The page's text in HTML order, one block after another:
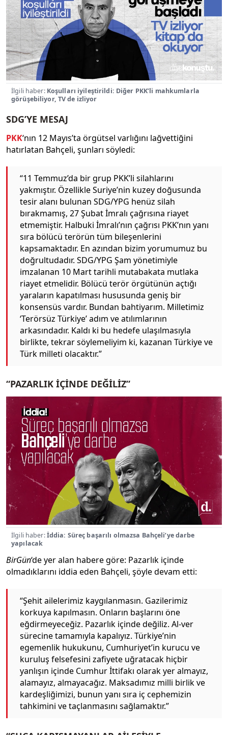
İlgili haber: Koşulları iyileştirildi: Diğer PKK’li mahkumlarla
görüşebiliyor, TV de izliyor
SDG’YE MESAJ
PKK‘nın 12 Mayıs’ta örgütsel varlığını lağvettiğini
hatırlatan Bahçeli, şunları söyledi:
“11 Temmuz’da bir grup PKK’li silahlarını
yakmıştır. Özellikle Suriye’nin kuzey doğusunda
tesir alanı bulunan SDG/YPG henüz silah
bırakmamış, 27 Şubat İmralı çağrısına riayet
etmemiştir. Halbuki İmralı’nın çağrısı PKK’nın yanı
sıra bölücü terörün tüm bileşenlerini
kapsamaktadır. En azından bizim yorumumuz bu
doğrultudadır. SDG/YPG Şam yönetimiyle
imzalanan 10 Mart tarihli mutabakata mutlaka
riayet etmelidir. Bölücü terör örgütünün açtığı
yaraların kapatılması hususunda geniş bir
konsensüs vardır. Bundan bahtiyarım. Milletimiz
‘Terörsüz Türkiye’ adım ve atılımlarının
arkasındadır. Kaldı ki bu hedefe ulaşılmasıyla
birlikte, tekrar söylemeliyim ki, kazanan Türkiye ve
Türk milleti olacaktır.”
“PAZARLIK İÇİNDE DEĞİLİZ”
İlgili haber:İddia: Süreç başarılı olmazsa Bahçeli’ye darbe
yapılacak
BirGün‘de yer alan habere göre: Pazarlık içinde
olmadıklarını iddia eden Bahçeli, şöyle devam etti:
“Şehit ailelerimiz kaygılanmasın. Gazilerimiz
korkuya kapılmasın. Onların başlarını öne
eğdirmeyeceğiz. Pazarlık içinde değiliz. Al-ver
sürecine tamamıyla kapalıyız. Türkiye’nin
egemenlik hukukunu, Cumhuriyet’in kurucu ve
kuruluş felsefesini zafiyete uğratacak hiçbir
yanlışın içinde Cumhur İttifakı olarak yer almayız,
alamayız, almayacağız. Maksadımız milli birlik ve
kardeşliğimizi, bunun yanı sıra iç cephemizin
tahkimini ve taçlanmasını sağlamaktır.”